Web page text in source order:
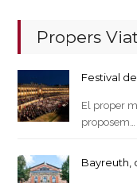
Propers
Festival
El proper
proposem…
Bayreuth,